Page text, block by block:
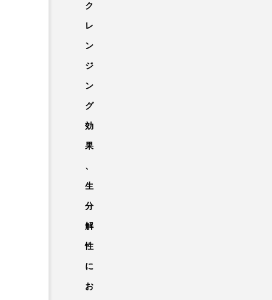
ク
レ
ン
ジ
ン
グ
効
果
、
生
分
解
性
に
お